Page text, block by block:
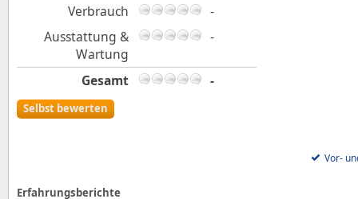
Verbrauch
-
Ausstattung &
Wartung
-
Gesamt -
Selbst bewerten
Vor-
Erfahrungsberichte